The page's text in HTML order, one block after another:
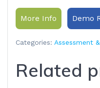
More Info Demo
Categories: Assessment
Related